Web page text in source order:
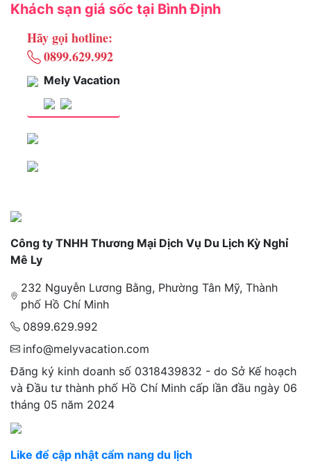
Khách sạn giá sốc tại Bình Định
Hãy gọi hotline:
0899.629.992
Mely Vacation
Công ty TNHH Thương Mại Dịch Vụ Du Lịch Kỳ Nghỉ
Mê Ly
232 Nguyễn Lương Bằng, Phường Tân Mỹ, Thành
phố Hồ Chí Minh
0899.629.992
info@melyvacation.com
Đăng ký kinh doanh số 0318439832 - do Sở Kế hoạch
và Đầu tư thành phố Hồ Chí Minh cấp lần đầu ngày 06
tháng 05 năm 2024
Like để cập nhật cẩm nang du lịch